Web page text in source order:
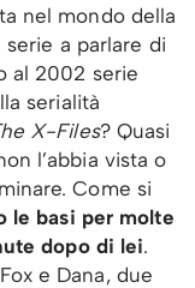
nel mondo della
a parlare di
al 2002 serie
serialità
X-Files? Quasi
l’abbia vista o
Come si
le basi per molte
dopo di lei.
e Dana, due